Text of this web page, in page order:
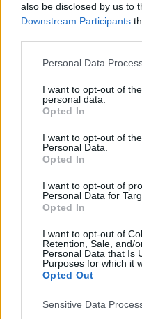
also be disclosed by us to
Downstream Participants
Personal Data
I want to opt-out of
personal data.
Opted In
I want to opt-out of
Personal Data.
Opted In
I want to opt-out of
Personal Data for
Opted In
I want to opt-out of
Retention, Sale, and/
Personal Data that Is
Purposes for which it
Opted Out
Sensitive Data
bardziej
Zrobili
sercowego. Co to
przypadek w
Witam, od
techykardią (tetno
zapisał mi
jak jest atak.
depresji i lęku
Wenlafaksyne
jeszcze gorzej.
isc znowu do
ekg, wszystko
Dopiero
POWIĄZANE
profilaktyka kardiologiczna
zdrowa dieta